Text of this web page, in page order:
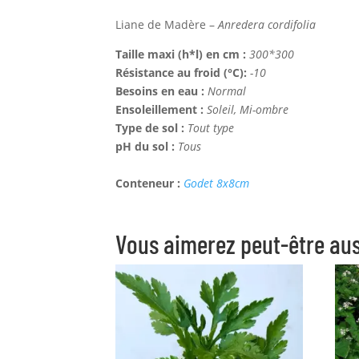
Liane de Madère –Anredera cordifolia
Taille maxi (h*l) en cm :300*300
Résistance au froid (°C):-10
Besoins en eau :Normal
Ensoleillement :Soleil, Mi-ombre
Type de sol : Tout type
pH du sol : Tous
Conteneur : Godet 8x8cm
Vous aimerez peut-être